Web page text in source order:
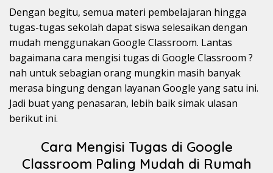
Dengan begitu, semua materi pembelajaran hingga
tugas-tugas sekolah dapat siswa selesaikan dengan
mudah menggunakan Google Classroom. Lantas
bagaimana cara mengisi tugas di Google Classroom ?
nah untuk sebagian orang mungkin masih banyak
merasa bingung dengan layanan Google yang satu ini.
Jadi buat yang penasaran, lebih baik simak ulasan
berikut ini.
Cara Mengisi Tugas di Google
Classroom Paling Mudah di Rumah